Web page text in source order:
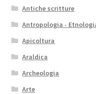
Antiche scritture
Antropologia -
Apicoltura
Araldica
Archeologia
Arte